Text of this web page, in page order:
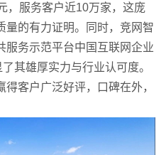
，服务客户近10万家，这庞
量的有力证明。同时，竞网智
服务示范平台中国互联网企业
其雄厚实力与行业认可度。
客户广泛好评，口碑在外，